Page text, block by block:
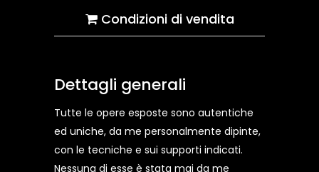
Condizioni di vendita
Dettagli generali
Tutte le opere esposte sono autentiche
ed uniche, da me personalmente dipinte,
con le tecniche e sui supporti indicati.
Nessuna di esse è stata mai da me